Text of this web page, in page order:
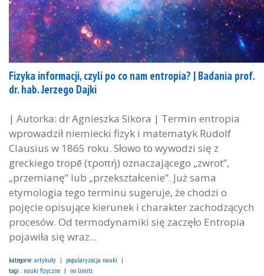
Fizyka informacji, czyli po co nam entropia? | Badania prof.
dr. hab. Jerzego Dajki
| Autorka: dr Agnieszka Sikora | Termin entropia
wprowadził niemiecki fizyk i matematyk Rudolf
Clausius w 1865 roku. Słowo to wywodzi się z
greckiego tropē (τροπή) oznaczającego „zwrot”,
„przemianę” lub „przekształcenie”. Już sama
etymologia tego terminu sugeruje, że chodzi o
pojęcie opisujące kierunek i charakter zachodzących
procesów. Od termodynamiki się zaczęło Entropia
pojawiła się wraz...
kategorie: artykuły
popularyzacja nauki
tagi : nauki fizyczne no limits